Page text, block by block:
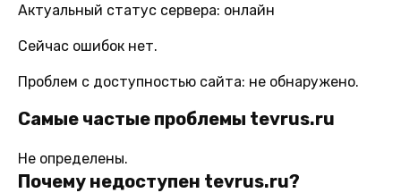
Актуальный статус сервера: онлайн
Сейчас ошибок нет.
Проблем с доступностью сайта: не обнаружено.
Самые частые проблемы tevrus.ru
Не определены.
Почему недоступен tevrus.ru?